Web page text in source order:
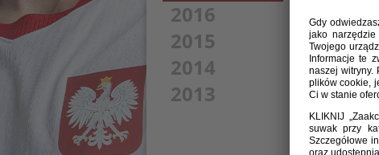
2016
2015
2014
2013